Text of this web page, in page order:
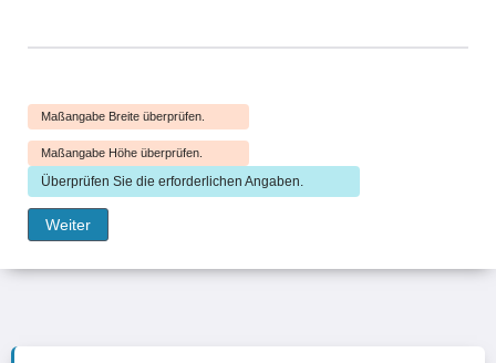
Maßangabe Breite überprüfen.
Maßangabe Höhe überprüfen.
Überprüfen Sie die erforderlichen Angaben.
Weiter